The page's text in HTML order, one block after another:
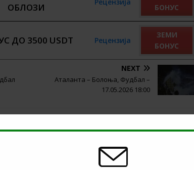
ОБЛОЗИ
БОНУС
ДО 3500 USDT Рецензија
ЗЕМИ
БОНУС
NEXT
Аталанта – Болоња, Фудбал –
17.05.2026 18:00